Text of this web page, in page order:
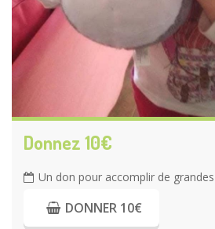
Donnez 10€
Un don pour accomplir de
DONNER 10€